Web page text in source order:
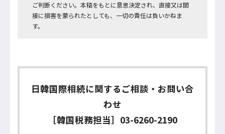
ご判断ください。本稿をもとに意思決定され、直接又は間
接に損害を蒙られたとしても、一切の責任は負いかねま
す。
日韓国際相続に関するご相談・お問い合
わせ
［韓国税務担当］ 03-6260-2190